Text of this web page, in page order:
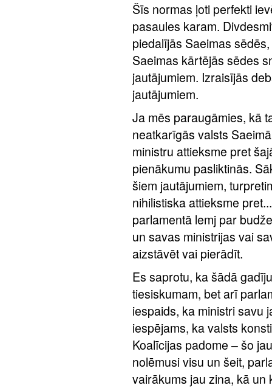
Šīs normas ļoti perfekti
pasaules karam.
piedalījās Saeimas
Saeimas kārtējās sēdes
jautājumiem. Izraisījās
jautājumiem.
Ja mēs paraugāmies, kā
neatkarīgās valsts
ministru attieksme pret
pienākumu pasliktinās.
šiem jautājumiem,
nihilistiska attieksme
parlamentā lemj par
un savas ministrijas vai
aizstāvēt vai pierādīt.
Es saprotu, ka šādā
tiesiskumam, bet arī
iespaids, ka ministri savu
iespējams, ka valsts
Koalīcijas padome – šo
nolēmusi visu un šeit,
vairākums jau zina, kā un